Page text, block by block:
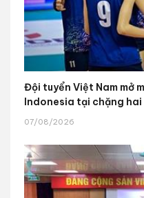
Đội tuyển Việt Nam mở
Indonesia tại chặng hai
07/08/2026